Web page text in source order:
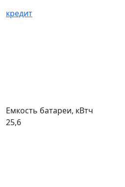
кредит
Емкость батареи, кВтч
25,6